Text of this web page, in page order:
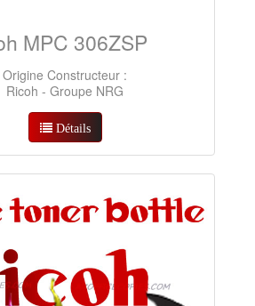
MPC 306ZSP
Origine Constructeur :
Ricoh - Groupe NRG
Détails